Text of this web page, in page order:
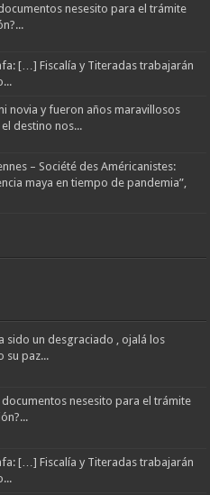
nesesito para el trámite
[…] Fiscalía y Titeradas trabajarán
novia y fueron años maravillosos
destino nos...
– Société des Américanistes:
maya en tiempo de pandemia”,
sido un desgraciado , ojalá los
su paz...
documentos nesesito para el trámite
[…] Fiscalía y Titeradas trabajarán